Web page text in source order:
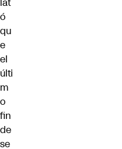
ó
qu
e
el
últi
m
o
fin
de
se